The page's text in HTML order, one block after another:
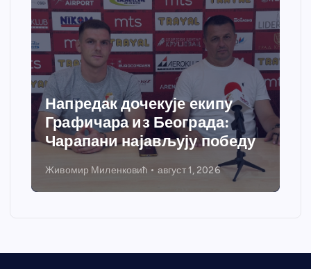
Напредак дочекује екипу
Графичара из Београда:
Чарапани најављују победу
Живомир Миленковић август 1, 2026